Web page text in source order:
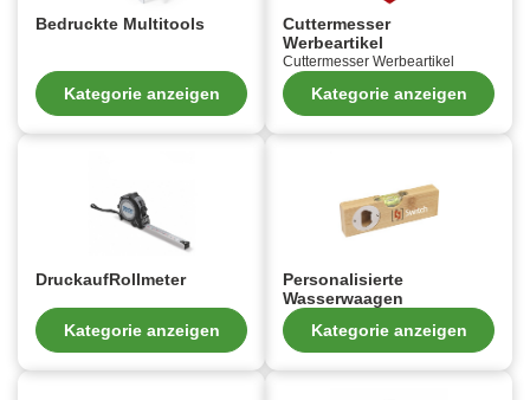
Bedruckte Multitools
Kategorie anzeigen
Cuttermesser
Werbeartikel
Cuttermesser Werbeartikel
Kategorie anzeigen
DruckaufRollmeter
Kategorie anzeigen
Personalisierte
Wasserwaagen
Kategorie anzeigen